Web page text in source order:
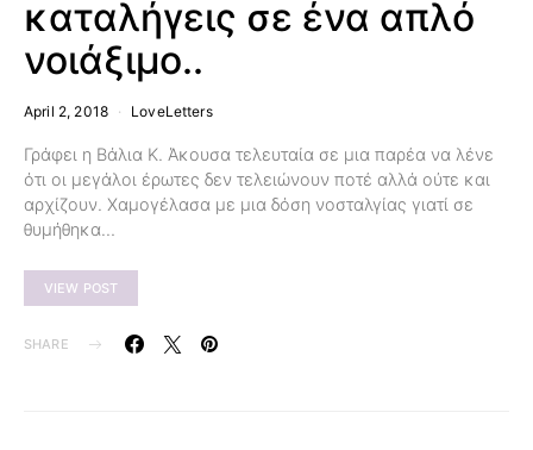
καταλήγεις σε ένα απλό
νοιάξιμο..
April 2, 2018 LoveLetters
Γράφει η Βάλια Κ. Άκουσα τελευταία σε μια παρέα να λένε
ότι οι μεγάλοι έρωτες δεν τελειώνουν ποτέ αλλά ούτε και
αρχίζουν. Χαμογέλασα με μια δόση νοσταλγίας γιατί σε
θυμήθηκα…
VIEW POST
SHARE